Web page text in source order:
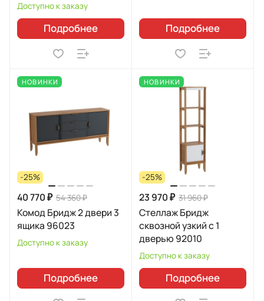
Доступно к заказу
Подробнее Подробнее
НОВИНКИ
-25%
40 770 ₽ 54 360 ₽
Комод Бридж 2 двери 3
ящика 96023
Доступно к заказу
Подробнее
НОВИНКИ
-25%
23 970 ₽ 31 960 ₽
Стеллаж Бридж
сквозной узкий с 1
дверью 92010
Доступно к заказу
Подробнее